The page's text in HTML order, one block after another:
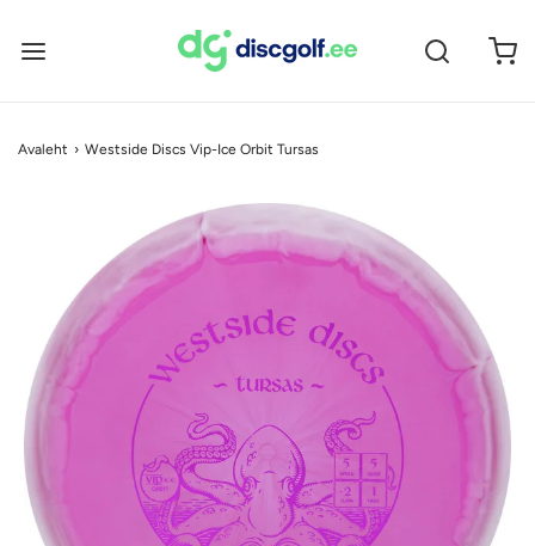
Avaleht › Westside Discs Vip-Ice Orbit Tursas